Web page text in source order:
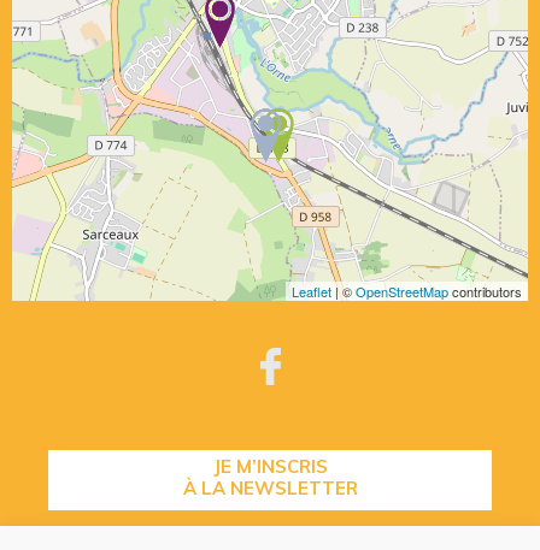
Leaflet | ©OpenStreetMapcontributors
JE M’INSCRIS
À LA NEWSLETTER